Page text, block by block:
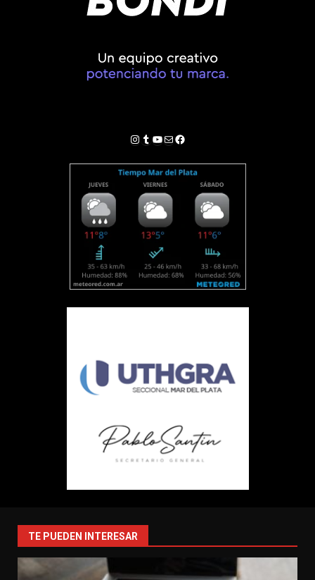
Instagram
Tumblr
YouTube
Correo electrónico
Facebook
TE PUEDEN INTERESAR